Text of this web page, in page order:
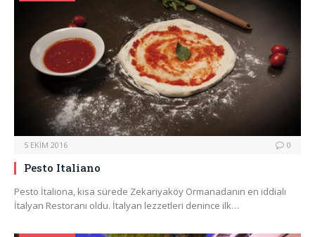
5 EKIM 2016 0
Pesto Italiano
Pesto İtaliona, kısa sürede Zekariyaköy Ormanadanın en iddialı
İtalyan Restoranı oldu. İtalyan lezzetleri denince ilk…